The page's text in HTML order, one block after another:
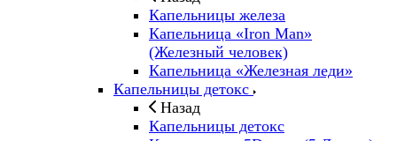
Капельницы железа
Капельница «Iron Man»
(Железный человек)
Капельница «Железная леди»
Капельницы детокс
Назад
Капельницы детокс